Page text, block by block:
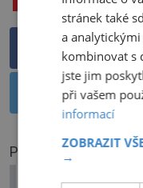
PŘEDCHOZÍ ČLÁNEK
5 rozmarů
stránek také
a
kombinovat s
jste jim
při vašem
informací
ZOBRAZIT
→